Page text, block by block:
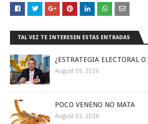
TAL VEZ TE INTERESEN ESTAS ENTRADAS
¿ESTRATEGIA ELECTORAL
August 09, 2026
POCO VENENO NO MATA
August 03, 2026